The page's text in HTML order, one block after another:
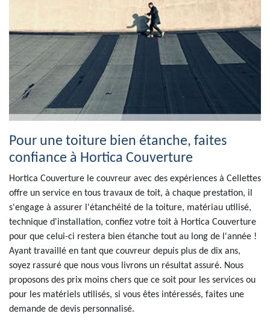
Pour une toiture bien étanche, faites
confiance à Hortica Couverture
Hortica Couverture le couvreur avec des expériences à Cellettes
offre un service en tous travaux de toit, à chaque prestation, il
s'engage à assurer l'étanchéité de la toiture, matériau utilisé,
technique d'installation, confiez votre toit à Hortica Couverture
pour que celui-ci restera bien étanche tout au long de l'année !
Ayant travaillé en tant que couvreur depuis plus de dix ans,
soyez rassuré que nous vous livrons un résultat assuré. Nous
proposons des prix moins chers que ce soit pour les services ou
pour les matériels utilisés, si vous êtes intéressés, faites une
demande de devis personnalisé.